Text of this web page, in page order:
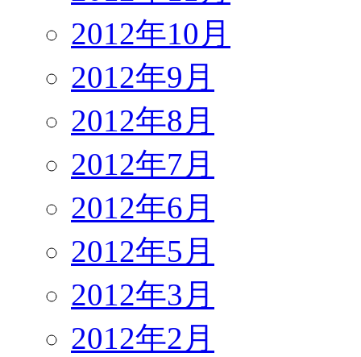
2012年10月
2012年9月
2012年8月
2012年7月
2012年6月
2012年5月
2012年3月
2012年2月